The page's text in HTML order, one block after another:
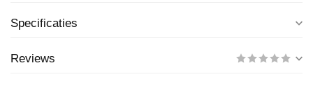
Specificaties
Reviews